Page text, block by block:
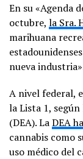
En su «Agenda
octubre, la Sra.
marihuana
nueva
A nivel federal,
la Lista 1, según
(DEA). LaDEA
cannabis como
uso médico del